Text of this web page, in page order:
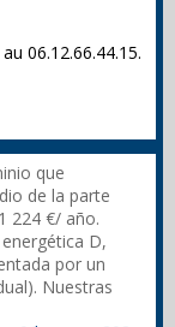
06.12.66.44.15.
que
de la parte
224 €/ año.
D,
por un
Nuestras